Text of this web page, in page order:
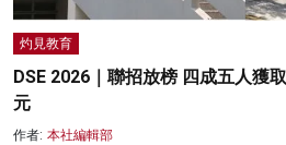
灼見教育
DSE 2026｜聯招放榜 四成五人獲
元
作者: 本社編輯部